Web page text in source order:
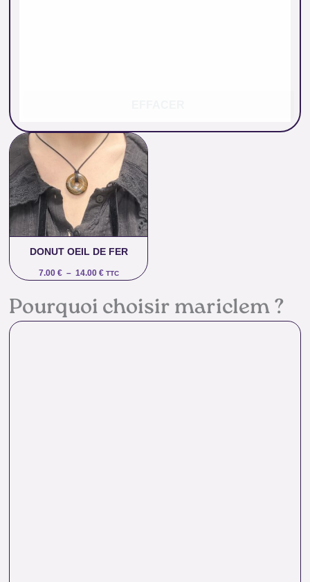
DONUT OEIL DE FER
7.00 € – 14.00 €
Plage
prix :
7.00 €
à
14.00 €
TTC
Pourquoi choisir mariclem ?